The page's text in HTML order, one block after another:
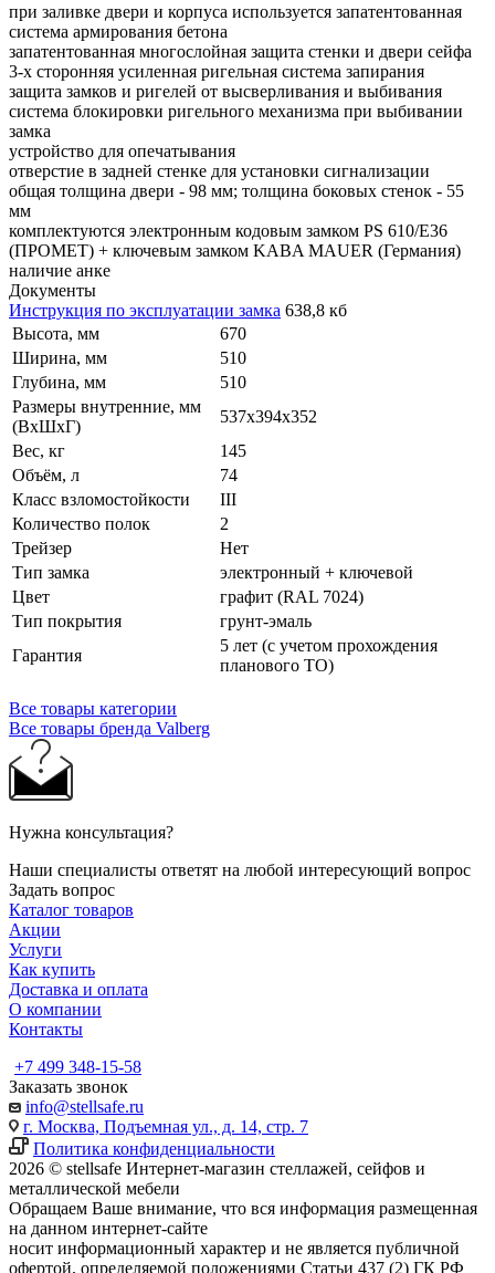
при заливке двери и корпуса используется запатентованная
система армирования бетона
запатентованная многослойная защита стенки и двери сейфа
3-х сторонняя усиленная ригельная система запирания
защита замков и ригелей от высверливания и выбивания
система блокировки ригельного механизма при выбивании
замка
устройство для опечатывания
отверстие в задней стенке для установки сигнализации
общая толщина двери - 98 мм; толщина боковых стенок - 55
мм
комплектуются электронным кодовым замком PS 610/E36
(ПРОМЕТ) + ключевым замком KABA MAUER (Германия)
наличие анке
Документы
Инструкция по эксплуатации замка 638,8 кб
Высота, мм
670
Ширина, мм
510
Глубина, мм
510
Размеры внутренние, мм
(ВхШхГ)
537x394x352
Вес, кг
145
Объём, л
74
Класс взломостойкости
III
Количество полок
2
Трейзер
Нет
Тип замка
электронный + ключевой
Цвет
графит (RAL 7024)
Тип покрытия
грунт-эмаль
Гарантия
5 лет (с учетом прохождения
планового ТО)
Все товары категории
Все товары бренда Valberg
Нужна консультация?
Наши специалисты ответят на любой интересующий вопрос
Задать вопрос
Каталог товаров
Акции
Услуги
Как купить
Доставка и оплата
О компании
Контакты
+7 499 348-15-58
Заказать звонок
info@stellsafe.ru
г. Москва, Подъемная ул., д. 14, стр. 7
Политика конфиденциальности
2026 © stellsafe Интернет-магазин стеллажей, сейфов и
металлической мебели
Обращаем Ваше внимание, что вся информация размещенная
на данном интернет-сайте
носит информационный характер и не является публичной
офертой, определяемой положениями Статьи 437 (2) ГК РФ